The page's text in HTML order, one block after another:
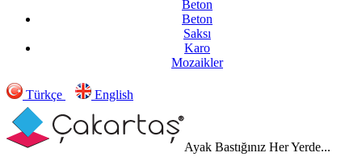
Beton
Beton
Saksı
Karo
Mozaikler
Türkçe English
Ayak Bastığınız Her Yerde...